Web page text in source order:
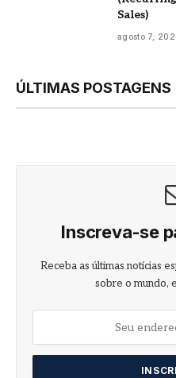
Sales)
agosto 7,
ÚLTIMAS POSTAGENS
Inscreva-se
Receba as últimas notícias
sobre o mundo,